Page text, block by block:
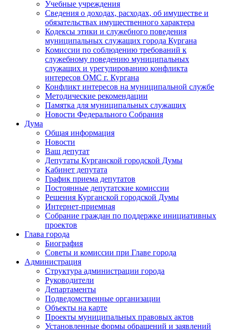
Учебные учреждения
Сведения о доходах, расходах, об имуществе и
обязательствах имущественного характера
Кодексы этики и служебного поведения
муниципальных служащих города Кургана
Комиссии по соблюдению требований к
служебному поведению муниципальных
служащих и урегулированию конфликта
интересов ОМС г. Кургана
Конфликт интересов на муниципальной службе
Методические рекомендации
Памятка для муниципальных служащих
Новости Федерального Cобрания
Дума
Общая информация
Новости
Ваш депутат
Депутаты Курганской городской Думы
Кабинет депутата
График приема депутатов
Постоянные депутатские комиссии
Решения Курганской городской Думы
Интернет-приемная
Собрание граждан по поддержке инициативных
проектов
Глава города
Биография
Советы и комиссии при Главе города
Администрация
Структура администрации города
Руководители
Департаменты
Подведомственные организации
Объекты на карте
Проекты муниципальных правовых актов
Установленные формы обращений и заявлений